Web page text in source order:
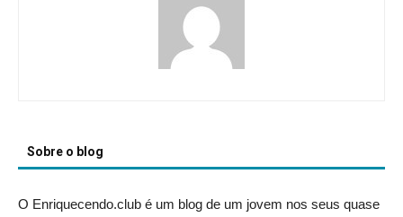
Sobre o blog
O Enriquecendo.club é um blog de um jovem nos seus quase